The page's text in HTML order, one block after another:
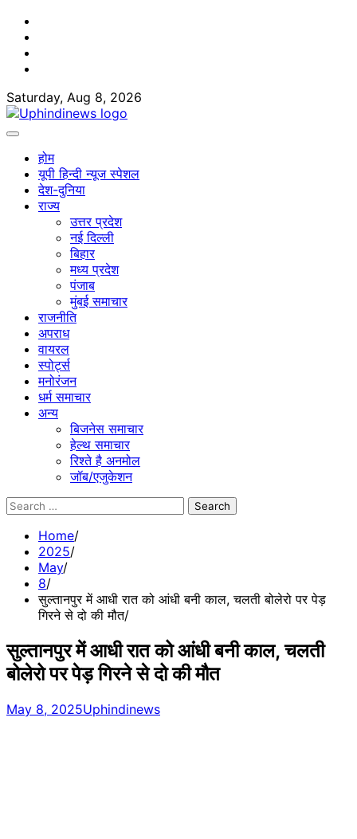
Skip
content
Saturday, Aug 8, 2026
होम
यूपी हिन्दी न्यूज स्पेशल
देश-दुनिया
राज्य
उत्तर प्रदेश
नई दिल्ली
बिहार
मध्य प्रदेश
पंजाब
मुंबई समाचार
राजनीति
अपराध
वायरल
स्पोर्ट्स
मनोरंजन
धर्म समाचार
अन्य
बिजनेस समाचार
हेल्थ समाचार
रिश्ते है अनमोल
जॉब/एजुकेशन
Search
Home
2025
May
8
सुल्तानपुर में आधी रात को आंधी बनी काल, चलती बोलेरो पर पेड़
गिरने से दो की मौत
सुल्तानपुर में आधी रात को आंधी बनी काल, चलती
बोलेरो पर पेड़ गिरने से दो की मौत
May 8, 2025Uphindinews